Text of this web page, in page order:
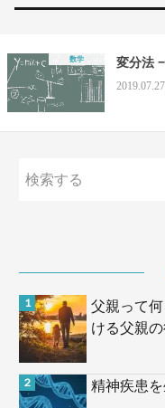
数学 変分法
2019.07.27
父親って
ける父親
精神疾患